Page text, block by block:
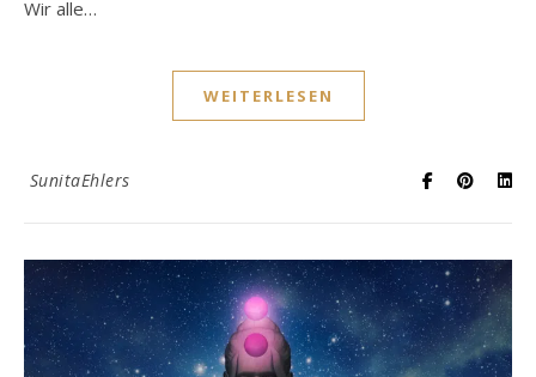
Wir alle…
WEITERLESEN
SunitaEhlers